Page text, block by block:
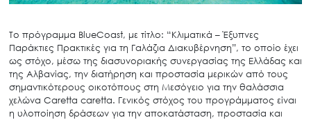
Το πρόγραμμα BlueCoast, με τίτλο: “Κλιματικά – Έξυπνες
Παράκτιες Πρακτικές για τη Γαλάζια Διακυβέρνηση”, το οποίο έχει
ως στόχο, μέσω της διασυνοριακής συνεργασίας της Ελλάδας και
της Αλβανίας, την διατήρηση και προστασία μερικών από τους
σημαντικότερους οικοτόπους στη Μεσόγειο για την θαλάσσια
χελώνα Caretta caretta. Γενικός στόχος του προγράμματος είναι
η υλοποίηση δράσεων για την αποκατάσταση, προστασία και